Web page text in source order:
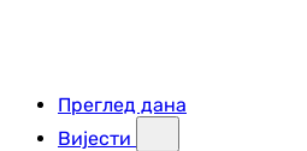
Преглед дана
Вијести